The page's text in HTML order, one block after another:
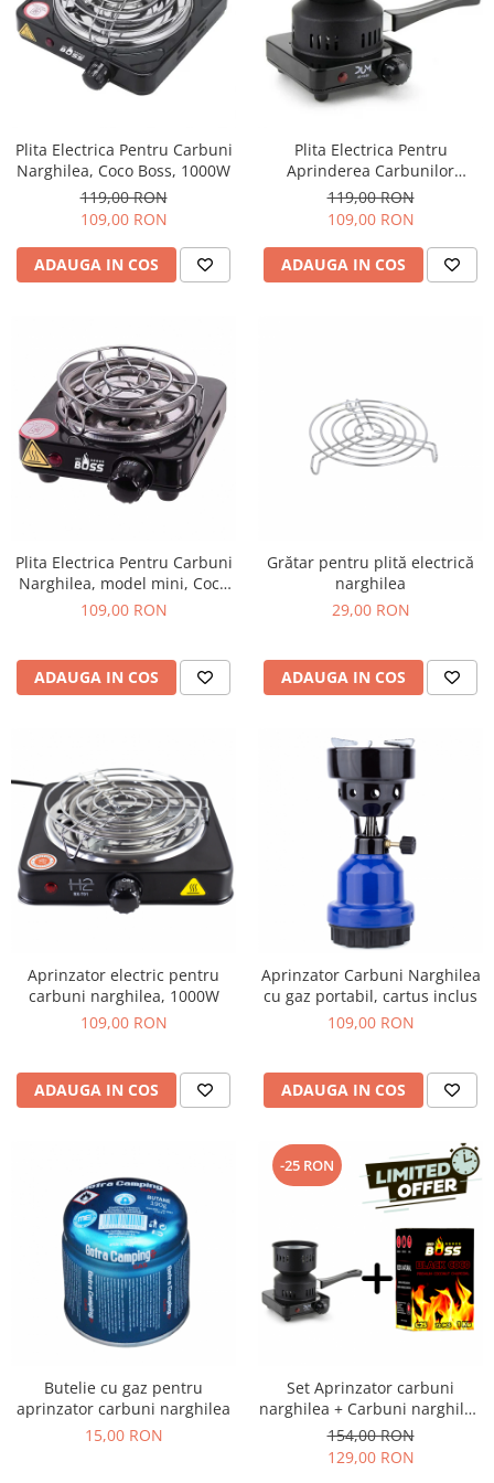
Plita Electrica Pentru Carbuni
Narghilea, Coco Boss, 1000W
119,00 RON
109,00 RON
ADAUGA IN COS
Plita Electrica Pentru
Aprinderea Carbunilor
Narghilea
119,00 RON
109,00 RON
ADAUGA IN COS
Plita Electrica Pentru Carbuni
Narghilea, model mini, Coco
Boss, 500w
109,00 RON
ADAUGA IN COS
Grătar pentru plită electrică
narghilea
29,00 RON
ADAUGA IN COS
Aprinzator electric pentru
carbuni narghilea, 1000W
109,00 RON
ADAUGA IN COS
Aprinzator Carbuni Narghilea
cu gaz portabil, cartus inclus
109,00 RON
ADAUGA IN COS
Butelie cu gaz pentru
aprinzator carbuni narghilea
15,00 RON
-25 RON
Set Aprinzator carbuni
narghilea + Carbuni narghilea
Coco Boss
154,00 RON
129,00 RON